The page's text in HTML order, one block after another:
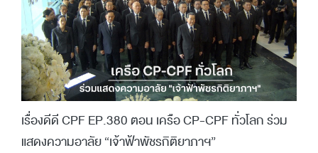
เรื่องดีดี CPF EP.380 ตอน เครือ CP-CPF ทั่วโลก ร่วม
แสดงความอาลัย “เจ้าฟ้าพัชรกิติยาภาฯ”